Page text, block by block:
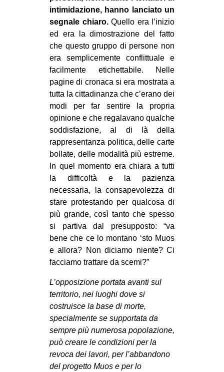
intimidazione, hanno lanciato un
segnale chiaro.Quello era l’inizio
ed era la dimostrazione del fatto
che questo gruppo di persone non
era semplicemente conflittuale e
facilmente etichettabile. Nelle
pagine di cronaca si era mostrata a
tutta la cittadinanza che c’erano dei
modi per far sentire la propria
opinione e che regalavano qualche
soddisfazione, al di là della
rappresentanza politica, delle carte
bollate, delle modalità più estreme.
In quel momento era chiara a tutti
la difficoltà e la pazienza
necessaria, la consapevolezza di
stare protestando per qualcosa di
più grande, così tanto che spesso
si partiva dal presupposto: “va
bene che ce lo montano ‘sto Muos
e allora? Non diciamo niente? Ci
facciamo trattare da scemi?”
L’opposizione portata avanti sul
territorio, nei luoghi dove si
costruisce la base di morte,
specialmente se supportata da
sempre più numerosa popolazione,
può creare le condizioni per la
revoca dei lavori, per l’abbandono
del progetto Muos e per lo